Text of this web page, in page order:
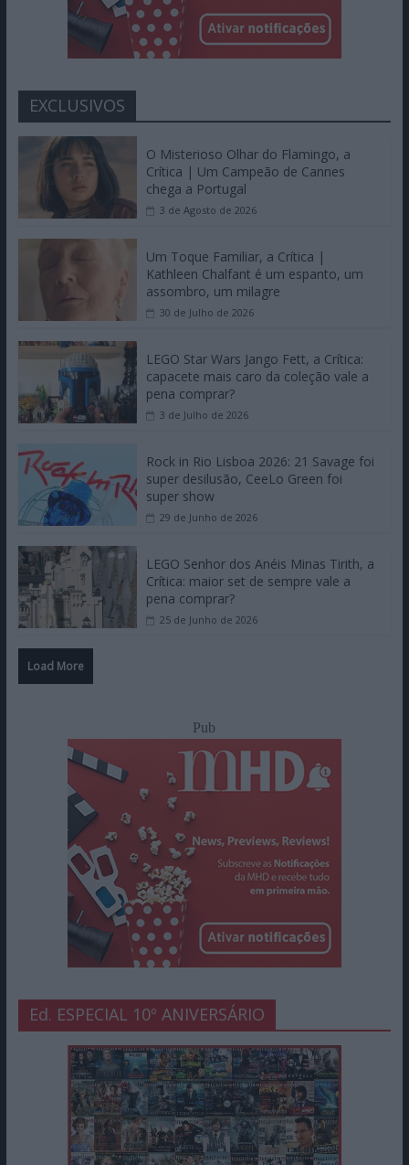
EXCLUSIVOS
O Misterioso Olhar do Flamingo, a
Crítica | Um Campeão de Cannes
chega a Portugal
3 de Agosto de 2026
Um Toque Familiar, a Crítica |
Kathleen Chalfant é um espanto, um
assombro, um milagre
30 de Julho de 2026
LEGO Star Wars Jango Fett, a Crítica:
capacete mais caro da coleção vale a
pena comprar?
3 de Julho de 2026
Rock in Rio Lisboa 2026: 21 Savage foi
super desilusão, CeeLo Green foi
super show
29 de Junho de 2026
LEGO Senhor dos Anéis Minas Tirith, a
Crítica: maior set de sempre vale a
pena comprar?
25 de Junho de 2026
Load More
Pub
Ed. ESPECIAL 10º ANIVERSÁRIO